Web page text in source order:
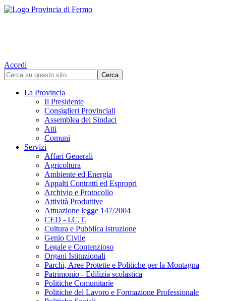
Accedi
La Provincia
Il Presidente
Consiglieri Provinciali
Assemblea dei Sindaci
Atti
Comuni
Servizi
Affari Generali
Agricoltura
Ambiente ed Energia
Appalti Contratti ed Espropri
Archivio e Protocollo
Attività Produttive
Attuazione legge 147/2004
CED - I.C.T.
Cultura e Pubblica istruzione
Genio Civile
Legale e Contenzioso
Organi Istituzionali
Parchi, Aree Protette e Politiche per la Montagna
Patrimonio - Edilizia scolastica
Politiche Comunitarie
Politiche del Lavoro e Formazione Professionale